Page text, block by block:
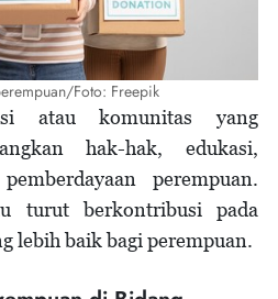
Foto: Freepik
atau komunitas yang
hak-hak, edukasi,
perempuan.
turut berkontribusi pada
lebih baik bagi perempuan.